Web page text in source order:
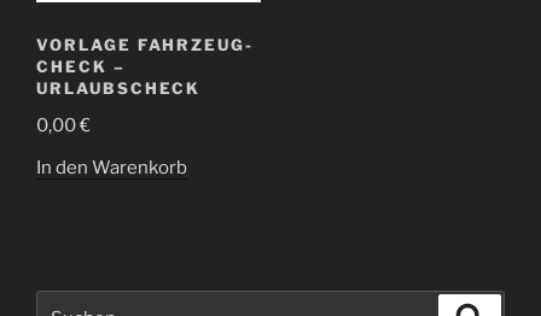
VORLAGE FAHRZEUG-
CHECK –
URLAUBSCHECK
0,00€
In den Warenkorb